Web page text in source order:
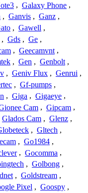
, Galaxy Phone ,
, Ganvis , Ganz ,
, Gawell ,
, Gds , Ge ,
, Geecamvnt ,
, Gen , Genbolt ,
, Geniv Flux , Genrui ,
, Gf-pumps ,
, Giga , Gigaeye ,
Cam , Gipcam ,
Glados Cam , Glenz ,
, Gltech ,
, Go1984 ,
, Gocomma ,
, Golbong ,
, Goldstream ,
Pixel , Goospy ,